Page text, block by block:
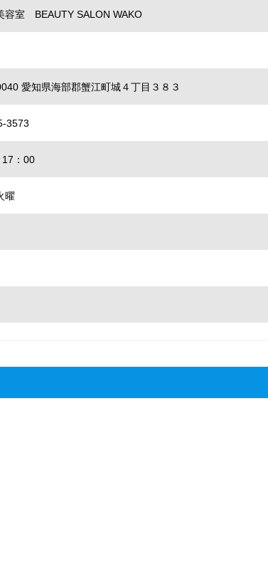
容室 BEAUTY SALON WAKO
愛知県海部郡蟹江町城４丁目３８３
3573
：00
曜